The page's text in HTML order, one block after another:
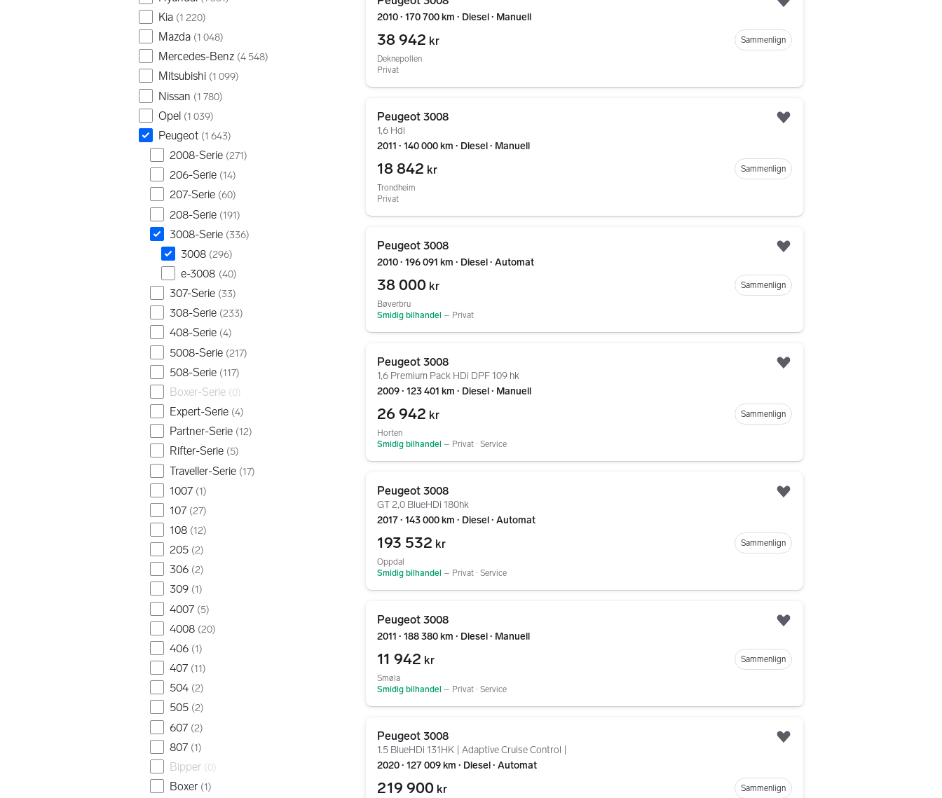
Kia (1 220)
Mazda (1 048)
Mercedes-Benz (4 548)
Mitsubishi (1 099)
Nissan (1 780)
Opel (1 039)
Peugeot (1 643)
2008-Serie (271)
206-Serie (14)
207-Serie (60)
208-Serie (191)
3008-Serie (336)
3008 (296)
e-3008 (40)
307-Serie (33)
308-Serie (233)
408-Serie (4)
5008-Serie (217)
508-Serie (117)
Boxer-Serie (0)
Expert-Serie (4)
Partner-Serie (12)
Rifter-Serie (5)
Traveller-Serie (17)
1007 (1)
107 (27)
108 (12)
205 (2)
306 (2)
309 (1)
4007 (5)
4008 (20)
406 (1)
407 (11)
504 (2)
505 (2)
607 (2)
807 (1)
Bipper (0)
Boxer (1)
2010 ∙ 170 700 km ∙ Diesel ∙ Manuell
38 942 kr
Sammenlign
Deknepollen
Privat
Peugeot 3008
1,6 Hdi
2011 ∙ 140 000 km ∙ Diesel ∙ Manuell
18 842 kr
Sammenlign
Trondheim
Privat
Peugeot 3008
2010 ∙ 196 091 km ∙ Diesel ∙ Automat
38 000 kr
Sammenlign
Bøverbru
Smidig bilhandel – Privat
Peugeot 3008
1,6 Premium Pack HDi DPF 109 hk
2009 ∙ 123 401 km ∙ Diesel ∙ Manuell
26 942 kr
Sammenlign
Horten
Smidig bilhandel – Privat ∙ Service
Peugeot 3008
GT 2,0 BlueHDi 180hk
2017 ∙ 143 000 km ∙ Diesel ∙ Automat
193 532 kr
Sammenlign
Oppdal
Smidig bilhandel – Privat ∙ Service
Peugeot 3008
2011 ∙ 188 380 km ∙ Diesel ∙ Manuell
11 942 kr
Sammenlign
Smøla
Smidig bilhandel – Privat ∙ Service
Peugeot 3008
1.5 BlueHDi 131HK | Adaptive Cruise Control |
2020 ∙ 127 009 km ∙ Diesel ∙ Automat
219 900 kr
Sammenlign